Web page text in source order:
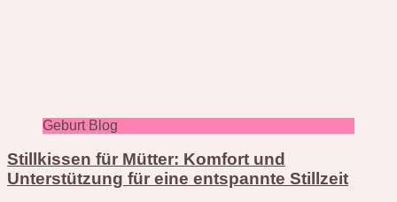
Geburt Blog
Stillkissen für Mütter: Komfort und
Unterstützung für eine entspannte Stillzeit